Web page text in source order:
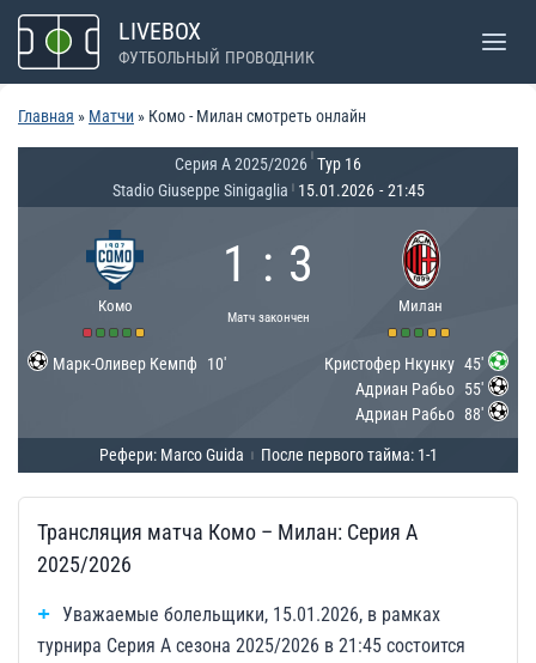
Перейти
содержимому
LIVEBOX
ФУТБОЛЬНЫЙ ПРОВОДНИК
Главная » Матчи » Комо - Милан смотреть онлайн
Серия А 2025/2026 Тур 16
Stadio Giuseppe Sinigaglia
15.01.2026 - 21:45
Комо
1 : 3
Матч закончен
Милан
Марк-Оливер Кемпф 10' Кристофер Нкунку 45'
Адриан Рабьо 55'
Адриан Рабьо 88'
Рефери: Marco Guida После первого тайма: 1-1
Трансляция матча Комо – Милан: Серия А
2025/2026
Уважаемые болельщики, 15.01.2026, в рамках
турнира Серия А сезона 2025/2026 в 21:45 состоится